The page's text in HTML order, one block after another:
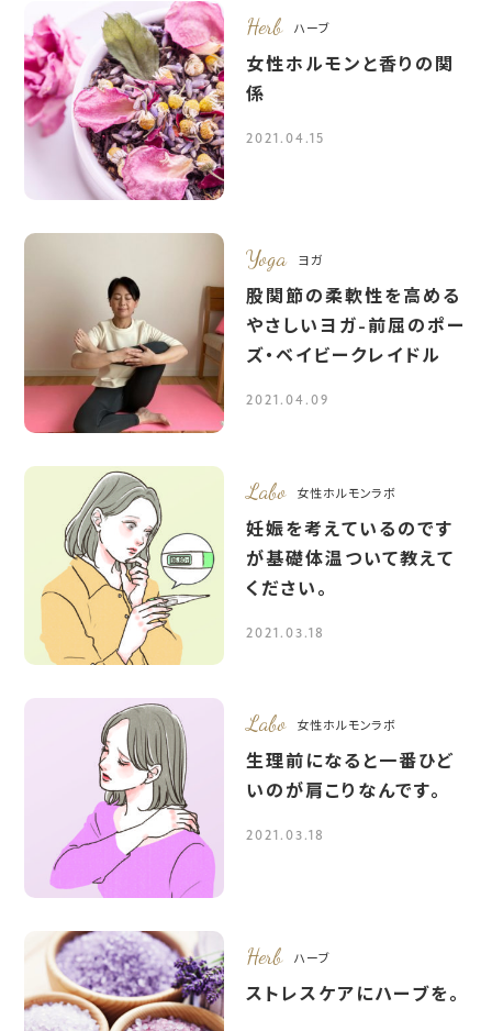
Herb ハーブ
女性ホルモンと香りの関
係
2021.04.15
Yoga ヨガ
股関節の柔軟性を高める
やさしいヨガ-前屈のポー
ズ・ベイビークレイドル
2021.04.09
Labo 女性ホルモンラボ
妊娠を考えているのです
が基礎体温ついて教えて
ください。
2021.03.18
Labo 女性ホルモンラボ
生理前になると一番ひど
いのが肩こりなんです。
2021.03.18
Herb ハーブ
ストレスケアにハーブを。